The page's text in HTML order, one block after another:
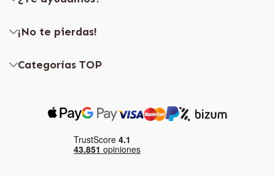
¡No te pierdas!
Categorías TOP